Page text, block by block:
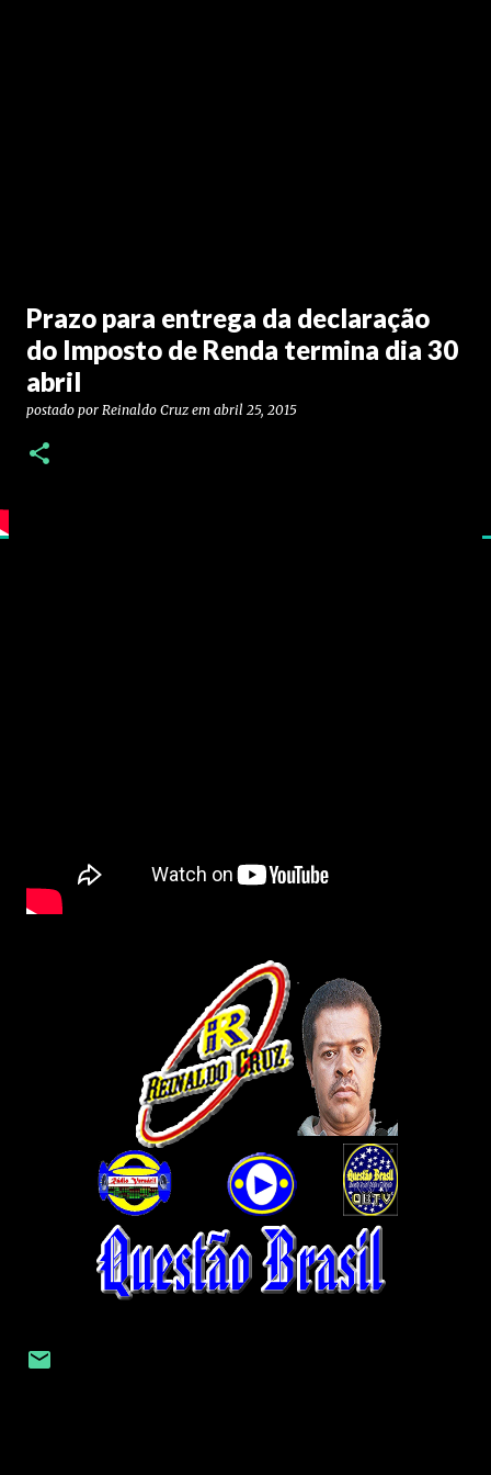
Prazo para entrega da declaração
do Imposto de Renda termina dia 30
abril
postado por Reinaldo Cruz em abril 25, 2015